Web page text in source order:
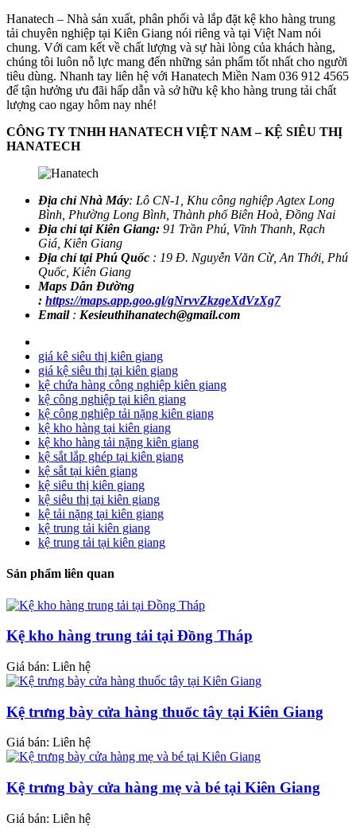
Hanatech – Nhà sản xuất, phân phối và lắp đặt kệ kho hàng trung
tải chuyên nghiệp tại Kiên Giang nói riêng và tại Việt Nam nói
chung. Với cam kết về chất lượng và sự hài lòng của khách hàng,
chúng tôi luôn nỗ lực mang đến những sản phẩm tốt nhất cho người
tiêu dùng. Nhanh tay liên hệ với Hanatech Miền Nam 036 912 4565
để tận hưởng ưu đãi hấp dẫn và sở hữu kệ kho hàng trung tải chất
lượng cao ngay hôm nay nhé!
CÔNG TY TNHH HANATECH VIỆT NAM – KỆ SIÊU THỊ
HANATECH
Địa chỉ Nhà Máy: Lô CN-1, Khu công nghiệp Agtex Long
Bình, Phường Long Bình, Thành phố Biên Hoà, Đồng Nai
Địa chỉ tại Kiên Giang: 91 Trần Phú, Vĩnh Thanh, Rạch
Giá, Kiên Giang
Địa chỉ tại Phú Quốc : 19 Đ. Nguyễn Văn Cừ, An Thới, Phú
Quốc, Kiên Giang
Maps Dẫn Đường
: https://maps.app.goo.gl/gNrvvZkzgeXdVzXg7
Email : Kesieuthihanatech@gmail.com
giá kê siêu thị kiên giang
giá kệ siêu thị tại kiên giang
kệ chứa hàng công nghiệp kiên giang
kệ công nghiệp tại kiên giang
kệ công nghiệp tải nặng kiên giang
kệ kho hàng tại kiên giang
kệ kho hàng tải nặng kiên giang
kệ sắt lắp ghép tại kiên giang
kệ sắt tại kiên giang
kệ siêu thị kiên giang
kệ siêu thị tại kiên giang
kệ tải nặng tại kiên giang
kệ trung tải kiên giang
kệ trung tải tại kiên giang
Sản phẩm liên quan
Kệ kho hàng trung tải tại Đồng Tháp
Giá bán: Liên hệ
Kệ trưng bày cửa hàng thuốc tây tại Kiên Giang
Giá bán: Liên hệ
Kệ trưng bày cửa hàng mẹ và bé tại Kiên Giang
Giá bán: Liên hệ